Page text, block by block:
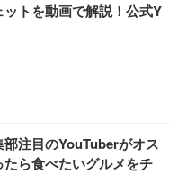
ットを動画で解説！公式Y
部注目のYouTuberがオス
ら食べたいグルメをチ